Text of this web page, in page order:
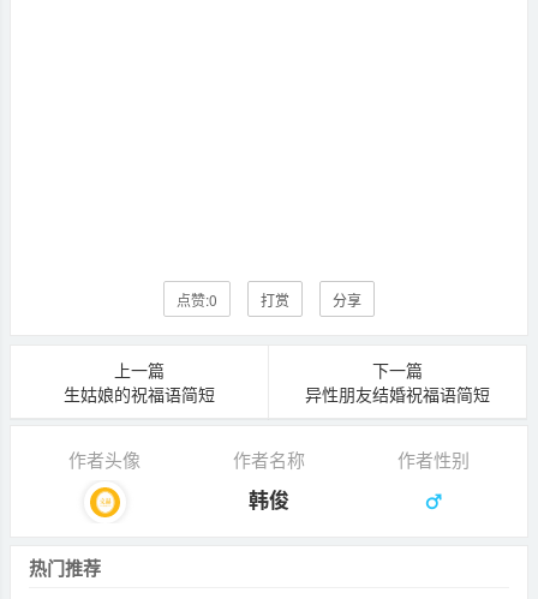
点赞:0 打赏 分享
上一篇
生姑娘的祝福语简短
下一篇
异性朋友结婚祝福语简短
作者头像 作者名称 作者性别
韩俊
热门推荐